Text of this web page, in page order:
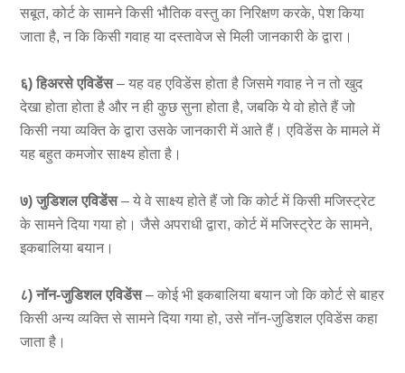
सबूत, कोर्ट के सामने किसी भौतिक वस्तु का निरिक्षण करके, पेश किया
जाता है, न कि किसी गवाह या दस्तावेज से मिली जानकारी के द्वारा।
६) हिअरसे एविडेंस– यह वह एविडेंस होता है जिसमे गवाह ने न तो खुद
देखा होता होता है और न ही कुछ सुना होता है, जबकि ये वो होते हैं जो
किसी नया व्यक्ति के द्वारा उसके जानकारी में आते हैं। एविडेंस के मामले में
यह बहुत कमजोर साक्ष्य होता है।
७) जुडिशल एविडेंस– ये वे साक्ष्य होते हैं जो कि कोर्ट में किसी मजिस्ट्रेट
के सामने दिया गया हो। जैसे अपराधी द्वारा, कोर्ट में मजिस्ट्रेट के सामने,
इकबालिया बयान।
८) नॉन-जुडिशल एविडेंस– कोई भी इकबालिया बयान जो कि कोर्ट से बाहर
किसी अन्य व्यक्ति से सामने दिया गया हो, उसे नॉन-जुडिशल एविडेंस कहा
जाता है।